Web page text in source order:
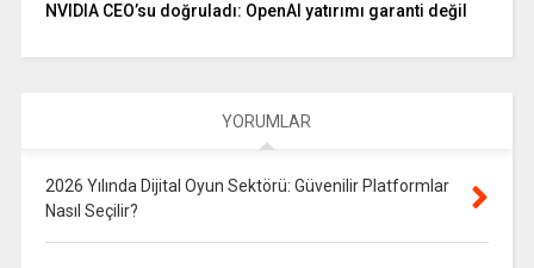
NVIDIA CEO’su doğruladı: OpenAI yatırımı garanti değil
YORUMLAR
2026 Yılında Dijital Oyun Sektörü: Güvenilir Platformlar
Nasıl Seçilir?